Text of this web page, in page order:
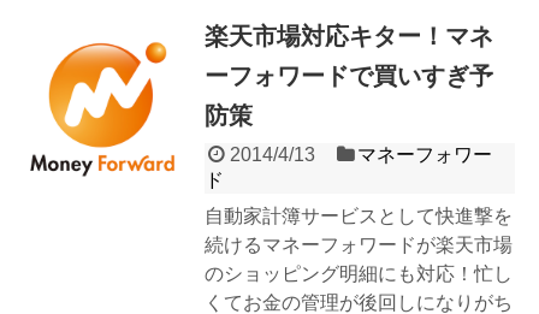
楽天市場対応キター！マネ
ーフォワードで買いすぎ予
防策
2014/4/13
マネーフォワー
ド
自動家計簿サービスとして快進撃を
続けるマネーフォワードが楽天市場
のショッピング明細にも対応！忙し
くてお金の管理が後回しになりがち